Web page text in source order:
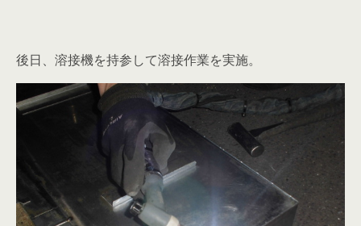
後日、溶接機を持参して溶接作業を実施。